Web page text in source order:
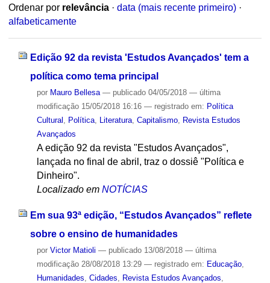
Ordenar por relevância · data (mais recente primeiro) ·
alfabeticamente
Edição 92 da revista 'Estudos Avançados' tem a
política como tema principal
por Mauro Bellesa — publicado04/05/2018 — última
modificação15/05/2018 16:16 — registrado em: Política
Cultural
Política, Literatura, Capitalismo,
Revista Estudos
Avançados
A edição 92 da revista "Estudos Avançados",
lançada no final de abril, traz o dossiê "Política e
Dinheiro".
Localizado em NOTÍCIAS
Em sua 93ª edição, “Estudos Avançados” reflete
sobre o ensino de humanidades
por Victor Matioli — publicado13/08/2018 — última
modificação28/08/2018 13:29 — registrado em: Educação,
Humanidades Cidades Revista Estudos Avançados